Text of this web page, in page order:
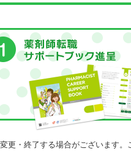
・終了する場合がございます。